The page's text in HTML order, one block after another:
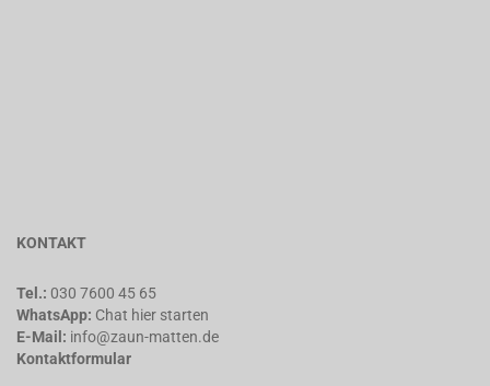
KONTAKT
Tel.: 030 7600 45 65
WhatsApp: Chat hier starten
E-Mail: info@zaun-matten.de
Kontaktformular